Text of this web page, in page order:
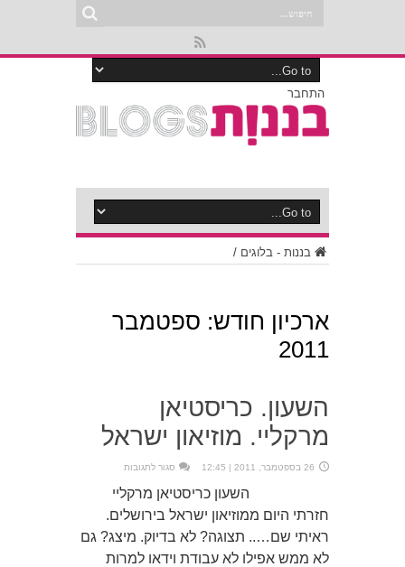
התחבר
בננות - בלוגים /
ארכיון חודש: ספטמבר
2011
השעון. כריסטיאן
מרקליי. מוזיאון ישראל
26 בספטמבר, 2011 | 12:45 סגור לתגובות
כריסטיאן
מרקליי.
ישראל
השעון כריסטיאן מרקליי
חזרתי היום ממוזיאון ישראל בירושלים.
ראיתי שם….. תצוגה? לא בדיוק. מיצג? גם
לא ממש אפילו לא עבודת וידאו למרות